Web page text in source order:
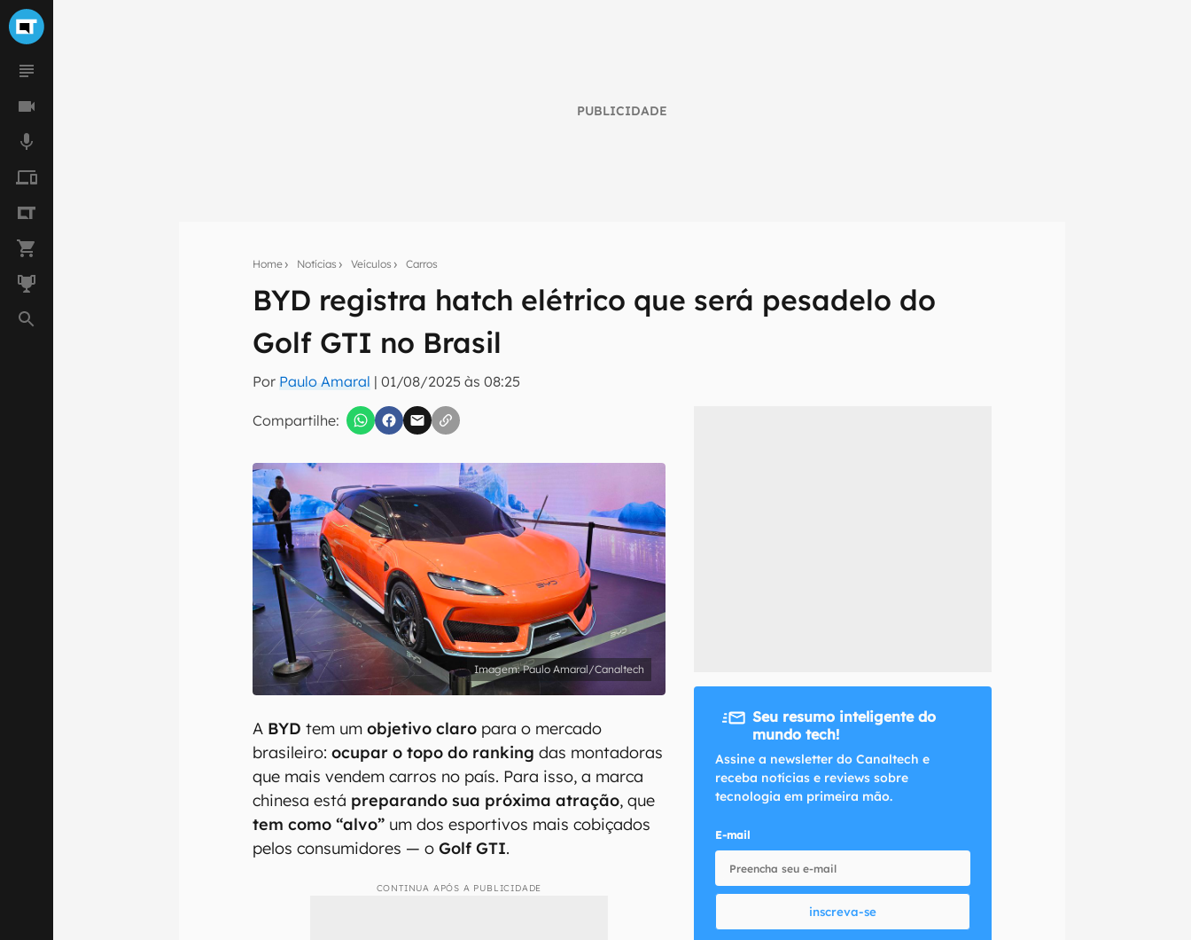
PUBLICIDADE
Home Notícias Veículos Carros
BYD registra hatch elétrico que será pesadelo do
Golf GTI no Brasil
Por Paulo Amaral |01/08/2025 às 08:25
Compartilhe:
Seu resumo inteligente do mundo tech!
Assine a newsletter do Canaltech e receba notícias e reviews sobre tecnologia em primeira
Confirmo que li, aceito e concordo com os Termos de Uso e Política de Privacidade do Canaltech.
Paulo Amaral/Canaltech
A BYD tem um objetivo claro para o mercado
brasileiro:ocupar o topo do ranking das montadoras
que mais vendem carros no país. Para isso, a marca
chinesa está preparando sua próxima atração, que
tem como “alvo” um dos esportivos mais cobiçados
pelos consumidores — oGolf GTI.
CONTINUA APÓS A PUBLICIDADE
Seu resumo inteligente do
mundo tech!
Assine a newsletter do Canaltech e
receba notícias e reviews sobre
tecnologia em primeira mão.
E-mail
inscreva-se